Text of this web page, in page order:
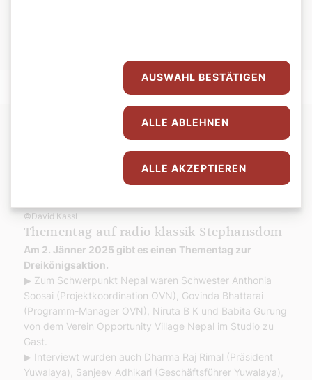
©David Kassl
Thementag auf radio klassik Stephansdom
Am 2. Jänner 2025 gibt es einen Thementag zur
Dreikönigsaktion.
▶ Zum Schwerpunkt Nepal waren Schwester Anthonia
Soosai (Projektkoordination OVN), Govinda Bhattarai
(Programm-Manager OVN), Niruta B K und Babita Gurung
von dem Verein Opportunity Village Nepal im Studio zu
Gast.
▶ Interviewt wurden auch Dharma Raj Rimal (Präsident
Yuwalaya), Sanjeev Adhikari (Geschäftsführer Yuwalaya),
AUSWAHL BESTÄTIGEN
ALLE ABLEHNEN
ALLE AKZEPTIEREN